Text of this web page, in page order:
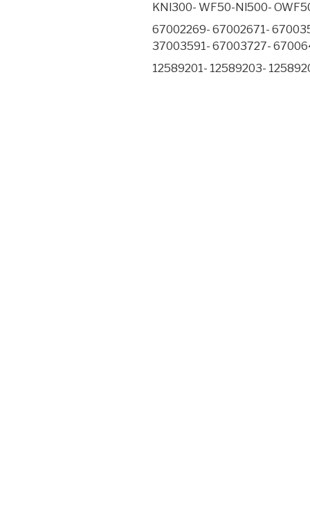
KNl300- WF50-Nl500-
67002269- 67002671-
37003591- 67003727-
12589201- 12589203-